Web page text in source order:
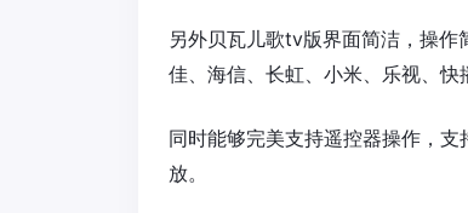
另外贝瓦儿歌tv版界面简洁，操
佳、海信、长虹、小米、乐视、快
同时能够完美支持遥控器操作，
放。